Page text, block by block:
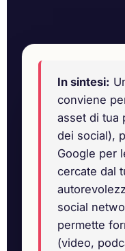
In sintesi:
conviene
asset di tua
dei social),
Google per
cercate dal
social
permette
(video,